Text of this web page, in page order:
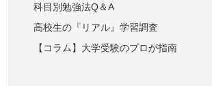
科目別勉強法Q＆A
高校生の『リアル』学習調査
【コラム】大学受験のプロが指南